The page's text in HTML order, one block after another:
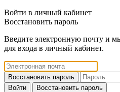
Войти в личный кабинет
Восстановить пароль
Введите электронную почту и
для входа в личный кабинет.
Восстановить пароль
Войти
Восстановить пароль